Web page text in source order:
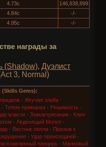
4.73с
146,938,899
4.84с
-/-
4.95с -/-
награды за
(Shadow), Дуэлист
3, Normal)
Gems):
· Жгучая злоба·
· Тотем-приманка· Решимость·
власти· Землетрясение· Клич
· Леденящий Молот·
· Вестник пепла· Призыв к
· Удар преисподней·
панцирь· Магмовый